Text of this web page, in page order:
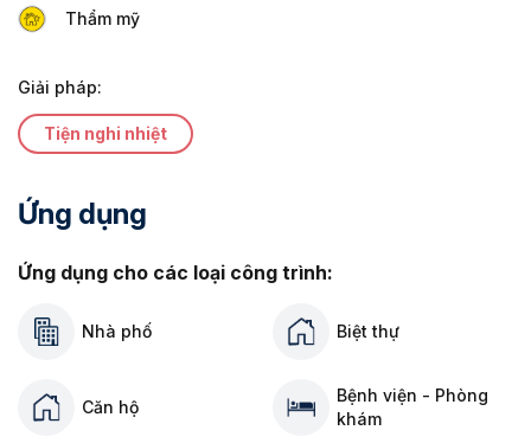
Thẩm mỹ
Giải pháp:
Tiện nghi nhiệt
Ứng dụng
Ứng dụng cho các loại công trình:
Nhà phố Biệt thự
Căn hộ
Bệnh viện - Phòng
khám